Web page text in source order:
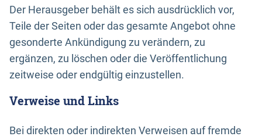
Der Herausgeber behält es sich ausdrücklich vor,
Teile der Seiten oder das gesamte Angebot ohne
gesonderte Ankündigung zu verändern, zu
ergänzen, zu löschen oder die Veröffentlichung
zeitweise oder endgültig einzustellen.
Verweise und Links
Bei direkten oder indirekten Verweisen auf fremde